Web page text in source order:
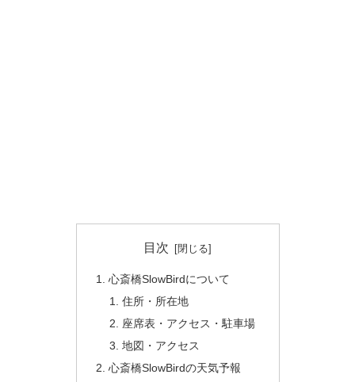
目次
心斎橋SlowBirdについて
住所・所在地
座席表・アクセス・駐車場
地図・アクセス
心斎橋SlowBirdの天気予報